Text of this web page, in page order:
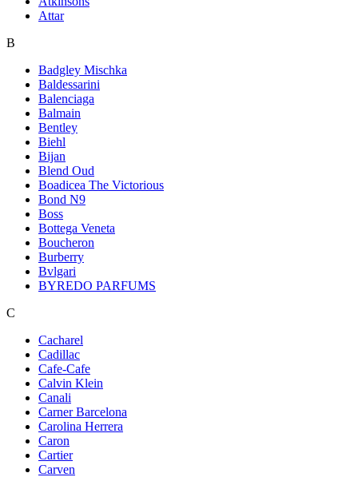
Attar
B
Badgley Mischka
Baldessarini
Balenciaga
Balmain
Bentley
Biehl
Bijan
Blend Oud
Boadicea The Victorious
Bond N9
Boss
Bottega Veneta
Boucheron
Burberry
Bvlgari
BYREDO PARFUMS
C
Cacharel
Cadillac
Cafe-Cafe
Calvin Klein
Canali
Carner Barcelona
Carolina Herrera
Caron
Cartier
Carven